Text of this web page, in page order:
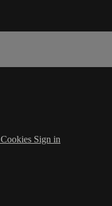
Cookies Sign in